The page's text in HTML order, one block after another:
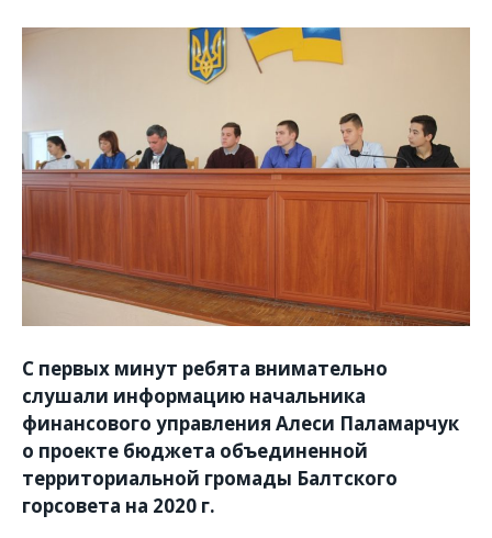
С первых минут ребята внимательно
слушали информацию начальника
финансового управления Алеси Паламарчук
о проекте бюджета объединенной
территориальной громады Балтского
горсовета на 2020 г.